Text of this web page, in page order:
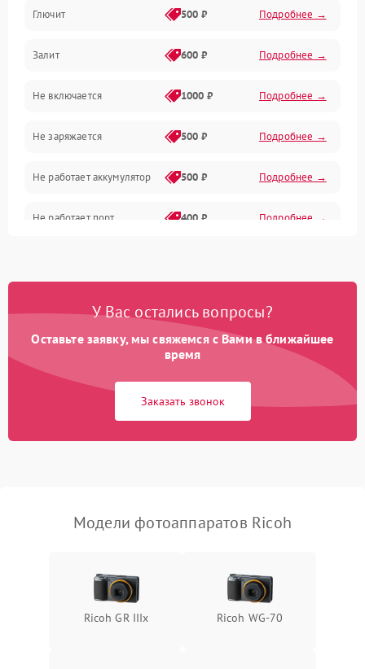
Матрица и оптика
Питание и питание цепей
Проблемы с картами памяти
Объективы
Программные сбои
Коммуникации и интерфейсы
Глючит 500 ₽ Подробнее →
Залит 600 ₽ Подробнее →
Не включается 1000 ₽ Подробнее →
Не заряжается 500 ₽ Подробнее →
Не работает аккумулятор 500 ₽ Подробнее →
Не работает порт 400 ₽ Подробнее →
У Вас остались вопросы?
Оставьте заявку, мы свяжемся с Вами в ближайшее
время
Заказать звонок
Модели фотоаппаратов Ricoh
Ricoh GR IIIx Ricoh WG-70